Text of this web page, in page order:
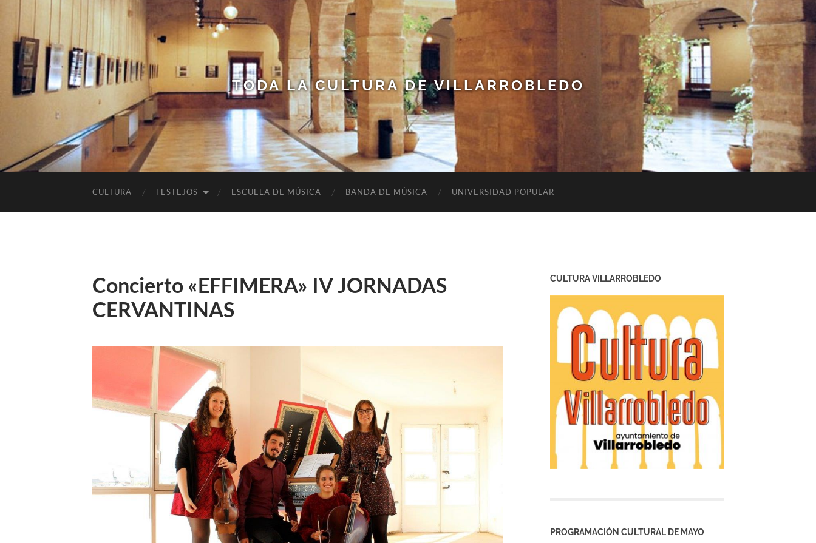
TODA LA CULTURA DE VILLARROBLEDO
CULTURA FESTEJOS ESCUELA DE MÚSICA BANDA DE MÚSICA UNIVERSIDAD POPULAR
Concierto «EFFIMERA» IV JORNADAS
CERVANTINAS
CULTURA VILLARROBLEDO
PROGRAMACIÓN CULTURAL DE MAYO